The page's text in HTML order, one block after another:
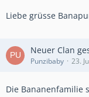
Liebe grüsse
Neuer Clan
Punzibaby 23.
Die Bananenfamilie